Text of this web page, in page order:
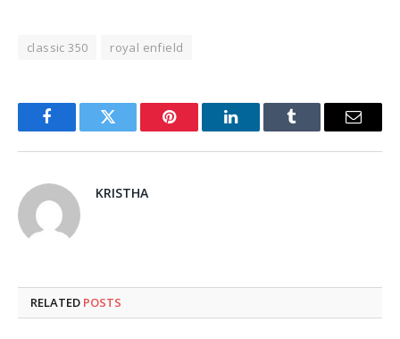
classic 350 royal enfield
FacebookTwitter Pinterest LinkedInTumblr Email
KRISTHA
RELATED POSTS